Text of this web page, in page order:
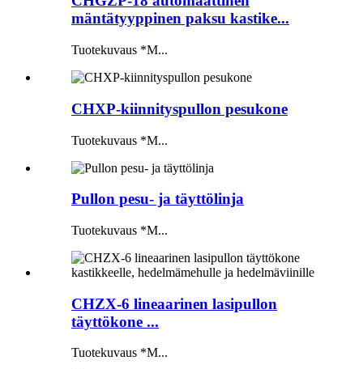
mäntätyyppinen paksu kastike...
Tuotekuvaus *M...
CHXP-kiinnityspullon pesukone
Tuotekuvaus *M...
Pullon pesu- ja täyttölinja
Tuotekuvaus *M...
CHZX-6 lineaarinen lasipullon
täyttökone ...
Tuotekuvaus *M...